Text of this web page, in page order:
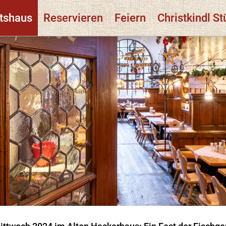
Reservieren Feiern Christkindl